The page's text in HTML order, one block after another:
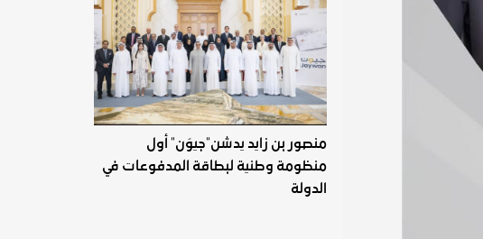
منصور بن زايد يدشن"جيوَن" أول
منظومة وطنية لبطاقة المدفوعات في
الدولة